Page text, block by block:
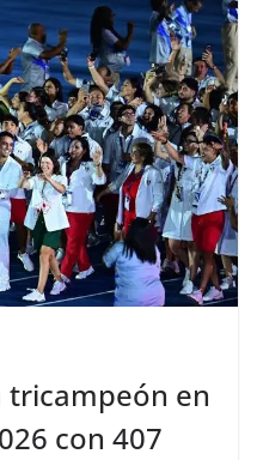
tricampeón en
con 407